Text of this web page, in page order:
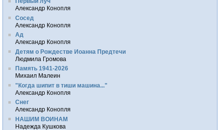
Александр Конопля
Сосед
Александр Конопля
Ад
Александр Конопля
Детям о Рождестве Иоанна Предтечи
Людмила Громова
Память 1941-2026
Михаил Малеин
"Когда шипит в тиши машина..."
Александр Конопля
Снег
Александр Конопля
НАШИМ ВОИНАМ
Надежда Кушкова